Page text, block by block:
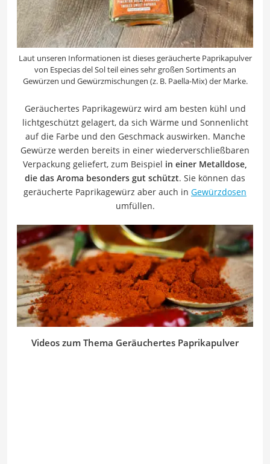
Laut unseren Informationen ist dieses geräucherte Paprikapulver
von Especias del Sol teil eines sehr großen Sortiments an
Gewürzen und Gewürzmischungen (z. B. Paella-Mix) der Marke.
Geräuchertes Paprikagewürz wird am besten kühl und
lichtgeschützt gelagert, da sich Wärme und Sonnenlicht
auf die Farbe und den Geschmack auswirken. Manche
Gewürze werden bereits in einer wiederverschließbaren
Verpackung geliefert, zum Beispiel in einer Metalldose,
die das Aroma besonders gut schützt. Sie können das
geräucherte Paprikagewürz aber auch in Gewürzdosen
umfüllen.
Videos zum Thema Geräuchertes Paprikapulver